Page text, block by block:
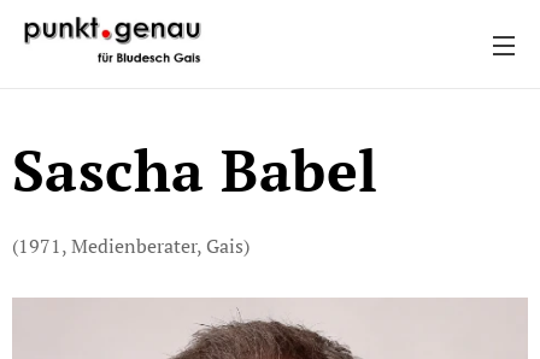
Sascha Babel
(1971, Medienberater, Gais)